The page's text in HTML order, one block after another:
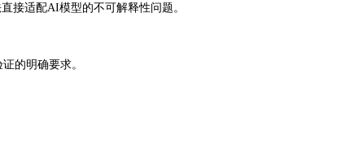
接适配AI模型的不可解释性问题。
的明确要求。